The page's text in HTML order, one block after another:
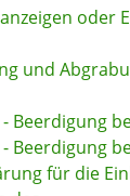
oder
und
Beerdigung
Beerdigung
für die